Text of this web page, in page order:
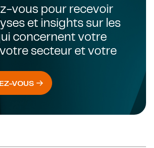
vous pour recevoir
et insights sur les
concernent votre
secteur et votre
VOUS